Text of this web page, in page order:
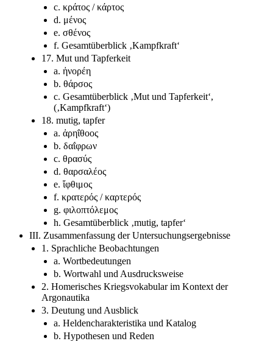
c. κράτος / κάρτος
d. μένος
e. σθένος
f. Gesamtüberblick ‚Kampfkraft‘
17. Mut und Tapferkeit
a. ἠνορέη
b. θάρσος
c. Gesamtüberblick ‚Mut und Tapferkeit‘,
(‚Kampfkraft‘)
18. mutig, tapfer
a. ἀρηΐθοος
b. δαΐφρων
c. θρασύς
d. θαρσαλέος
e. ἴφθιμος
f. κρατερός / καρτερός
g. φιλοπτόλεμος
h. Gesamtüberblick ‚mutig, tapfer‘
III. Zusammenfassung der Untersuchungsergebnisse
1. Sprachliche Beobachtungen
a. Wortbedeutungen
b. Wortwahl und Ausdrucksweise
2. Homerisches Kriegsvokabular im Kontext der
Argonautika
3. Deutung und Ausblick
a. Heldencharakteristika und Katalog
b. Hypothesen und Reden